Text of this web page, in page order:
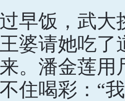
早饭，武大
婆请她吃
。潘金莲用
住喝彩：“